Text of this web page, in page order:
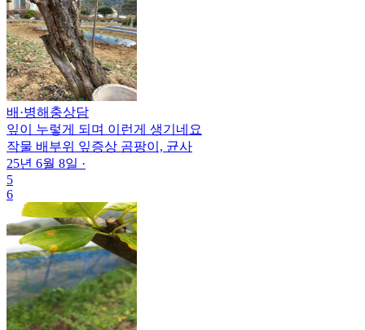
배 ·병해충상담
잎이 누렇게 되며 이런게 생기네요
작물 배 부위 잎증상 곰팡이, 균사
25년 6월 8일 ·
5
6